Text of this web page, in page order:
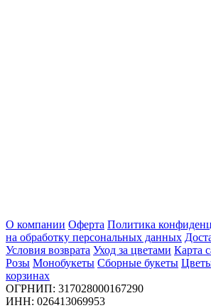
О компании Оферта Политика
на обработку персональных данных
Условия возврата Уход за цветами Карта
Розы Монобукеты Сборные букеты
корзинах
ОГРНИП: 317028000167290
ИНН: 026413069953